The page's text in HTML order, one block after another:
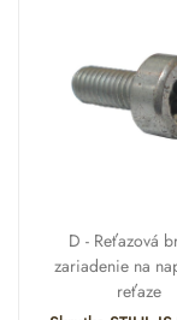
Čistiaci
filtrov a
Vodiaca lišta
Často
(FAQ)
D - Reťazová
zariadenie na
reťaze